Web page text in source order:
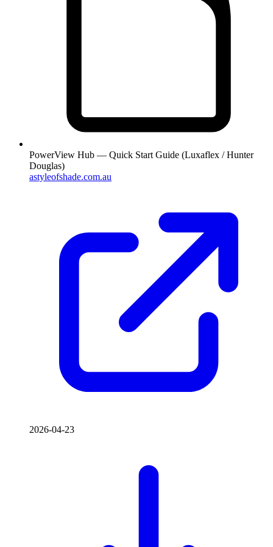
PowerView Hub — Quick Start Guide (Luxaflex / Hunter
Douglas)
astyleofshade.com.au
2026-04-23